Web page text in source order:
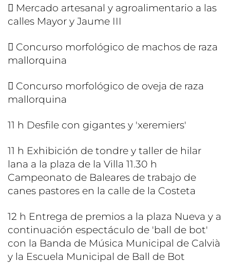
 Mercado artesanal y agroalimentario a las
calles Mayor y Jaume III
 Concurso morfológico de machos de raza
mallorquina
 Concurso morfológico de oveja de raza
mallorquina
11 h Desfile con gigantes y 'xeremiers'
11 h Exhibición de tondre y taller de hilar
lana a la plaza de la Villa 11.30 h
Campeonato de Baleares de trabajo de
canes pastores en la calle de la Costeta
12 h Entrega de premios a la plaza Nueva y a
continuación espectáculo de 'ball de bot'
con la Banda de Música Municipal de Calvià
y la Escuela Municipal de Ball de Bot